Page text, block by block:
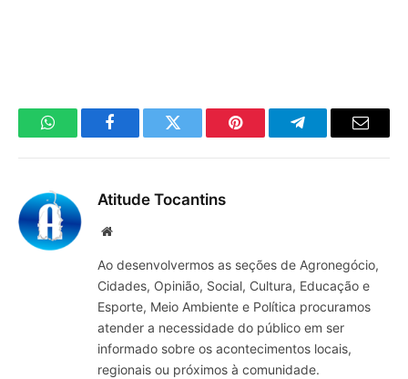
WhatsAppFacebookTwitter Pinterest TelegramaE-
Atitude Tocantins
Site
Ao desenvolvermos as seções de Agronegócio,
Cidades, Opinião, Social, Cultura, Educação e
Esporte, Meio Ambiente e Política procuramos
atender a necessidade do público em ser
informado sobre os acontecimentos locais,
regionais ou próximos à comunidade.